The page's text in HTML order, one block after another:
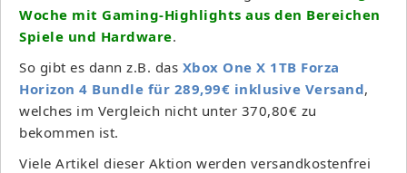
Woche mit Gaming-Highlights aus den Bereichen
Spiele und Hardware.
So gibt es dann z.B. das Xbox One X 1TB Forza
Horizon 4 Bundle für 289,99€ inklusive Versand,
welches im Vergleich nicht unter 370,80€ zu
bekommen ist.
Viele Artikel dieser Aktion werden versandkostenfrei